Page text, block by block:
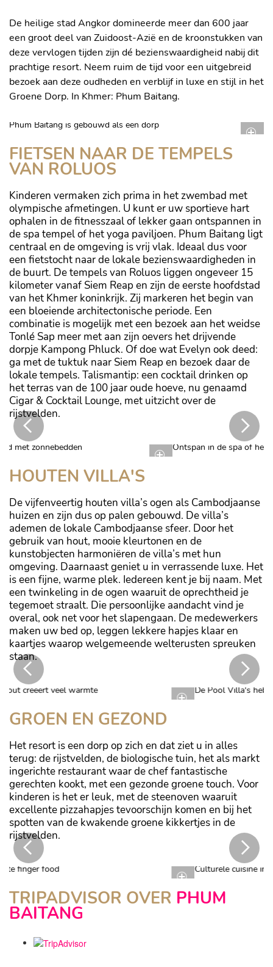
De heilige stad Angkor domineerde meer dan 600 jaar
een groot deel van Zuidoost-Azië en de kroonstukken van
deze vervlogen tijden zijn dé bezienswaardigheid nabij dit
prachtige resort. Neem ruim de tijd voor een uitgebreid
bezoek aan deze oudheden en verblijf in luxe en stijl in het
Groene Dorp. In Khmer: Phum Baitang.
Phum Baitang is gebouwd als een dorp
FIETSEN NAAR DE TEMPELS
VAN ROLUOS
Kinderen vermaken zich prima in het zwembad met
olympische afmetingen. U kunt er uw sportieve hart
ophalen in de fitnesszaal of lekker gaan ontspannen in
de spa tempel of het yoga paviljoen. Phum Baitang ligt
centraal en de omgeving is vrij vlak. Ideaal dus voor
een fietstocht naar de lokale bezienswaardigheden in
de buurt. De tempels van Roluos liggen ongeveer 15
kilometer vanaf Siem Reap en zijn de eerste hoofdstad
van het Khmer koninkrijk. Zij markeren het begin van
een bloeiende architectonische periode. Een
combinatie is mogelijk met een bezoek aan het weidse
Tonlé Sap meer met aan zijn oevers het drijvende
dorpje Kampong Phluck. Of doe wat Evelyn ook deed:
ga met de tuktuk naar Siem Reap en bezoek daar de
lokale tempels. Talismantip: een cocktail drinken op
het terras van de 100 jaar oude hoeve, nu genaamd
Cigar & Cocktail Lounge, met uitzicht over de
rijstvelden.
Ontspan in de spa of het yogapaviljoen
HOUTEN VILLA'S
De vijfenveertig houten villa’s ogen als Cambodjaanse
huizen en zijn dus op palen gebouwd. De villa’s
ademen de lokale Cambodjaanse sfeer. Door het
gebruik van hout, mooie kleurtonen en de
kunstobjecten harmoniëren de villa’s met hun
omgeving. Daarnaast geniet u in verrassende luxe. Het
is een fijne, warme plek. Iedereen kent je bij naam. Met
een twinkeling in de ogen waaruit de oprechtheid je
tegemoet straalt. Die persoonlijke aandacht vind je
overal, ook net voor het slapengaan. De medewerkers
maken uw bed op, leggen lekkere hapjes klaar en
kaartjes waarop welgemeende welterusten spreuken
staan.
De Pool Villa's hebben een privézwembad
GROEN EN GEZOND
Het resort is een dorp op zich en dat ziet u in alles
terug: de rijstvelden, de biologische tuin, het als markt
ingerichte restaurant waar de chef fantastische
gerechten kookt, met een gezonde groene touch. Voor
kinderen is het er leuk, met de steenoven waaruit
excellente pizzahapjes tevoorschijn komen en bij het
spotten van de kwakende groene kikkertjes in de
rijstvelden.
Culturele cuisine in het Hang Bay Restaurant
TRIPADVISOR OVER PHUM
BAITANG